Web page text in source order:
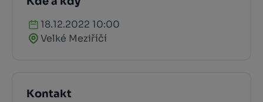
18.12.2022 10:00
Velké Meziříčí
Kontakt